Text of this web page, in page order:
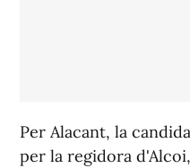
Per Alacant, la
per la regidora